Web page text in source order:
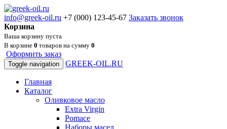
info@greek-oil.ru +7 (000) 123-45-67 Заказать звонок
Корзина
Ваша корзину пуста
В корзине 0 товаров на сумму 0
Оформить заказ
Toggle navigation GREEK-OIL.RU
Главная
Каталог
Оливковое масло
Extra Virgin
Pomace
Наборы масел